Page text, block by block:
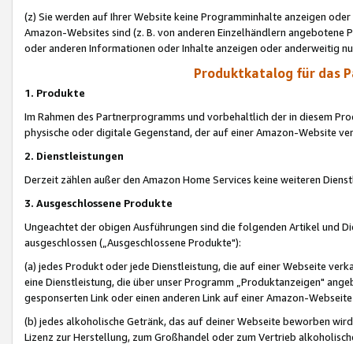
(z) Sie werden auf Ihrer Website keine Programminhalte anzeigen
Amazon-Websites sind (z. B. von anderen Einzelhändlern
oder anderen Informationen oder Inhalte anzeigen oder anderweitig
Produktkatalog für das
1. Produkte
Im Rahmen des Partnerprogramms und vorbehaltlich der in diesem
physische oder digitale Gegenstand, der auf einer Amazon-Website
2. Dienstleistungen
Derzeit zählen außer den Amazon Home Services keine weiteren
3. Ausgeschlossene Produkte
Ungeachtet der obigen Ausführungen sind die folgenden Artikel und
ausgeschlossen („Ausgeschlossene Produkte"):
(a) jedes Produkt oder jede Dienstleistung, die auf einer Webseite
eine Dienstleistung, die über unser Programm „Produktanzeigen"
gesponserten Link oder einen anderen Link auf einer Amazon-
(b) jedes alkoholische Getränk, das auf deiner Webseite beworben
Lizenz zur Herstellung, zum Großhandel oder zum Vertrieb